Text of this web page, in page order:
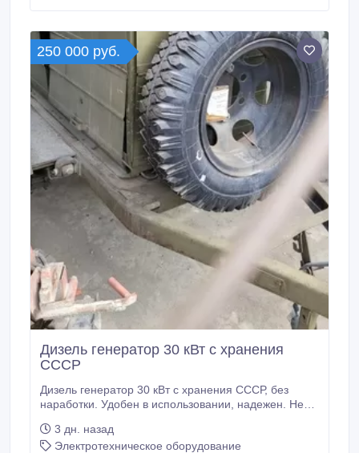
250 000 руб.
Дизель генератор 30 кВт с хранения
СССР
Дизель генератор 30 кВт с хранения СССР, без
наработки. Удобен в использовании, надежен. Не
3 дн. назад
Электротехническое оборудование